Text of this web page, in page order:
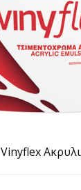
Vinyflex